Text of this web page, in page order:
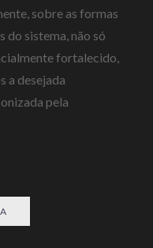
sobre as formas
do sistema, não só
fortalecido,
a desejada
pela